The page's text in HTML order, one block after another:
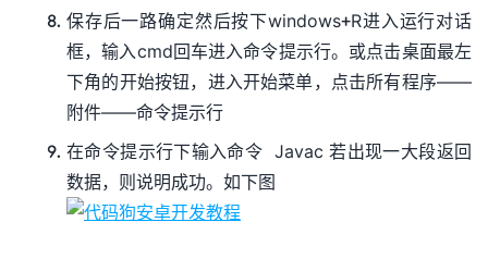
保存后一路确定然后按下windows+R进入运行对话
框，输入cmd回车进入命令提示行。或点击桌面最左
下角的开始按钮，进入开始菜单，点击所有程序——
附件——命令提示行
在命令提示行下输入命令 Javac 若出现一大段返回
数据，则说明成功。如下图